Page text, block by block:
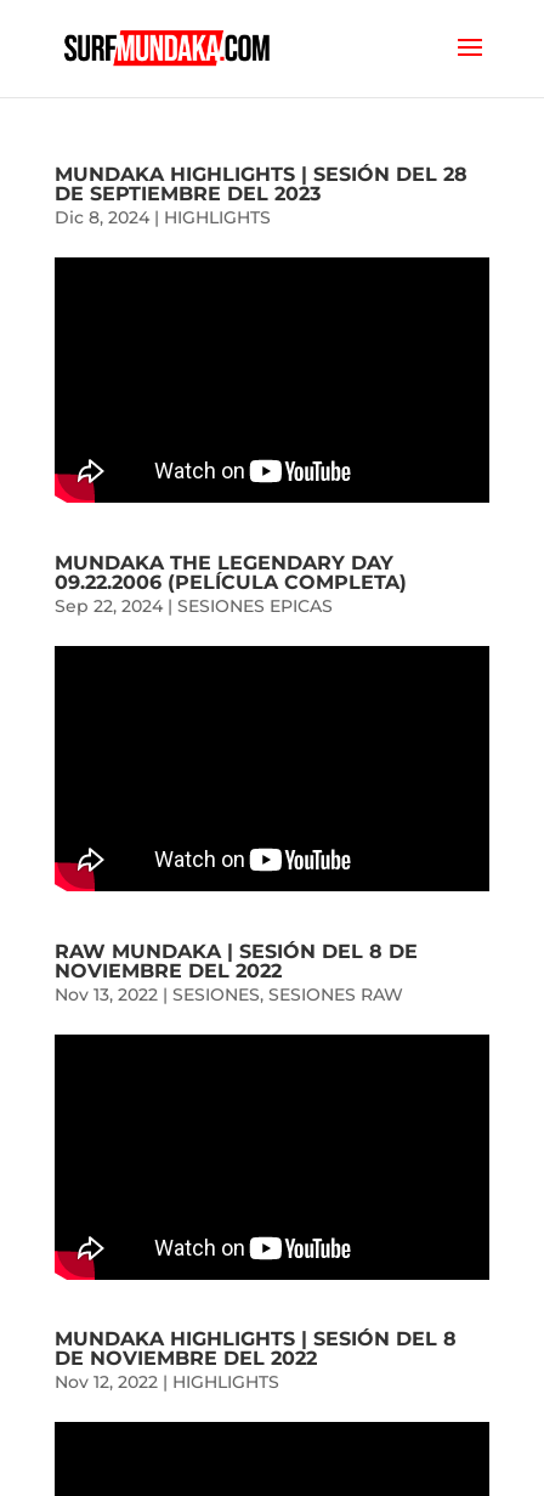
MUNDAKA HIGHLIGHTS | SESIÓN DEL 28
DE SEPTIEMBRE DEL 2023
Dic 8, 2024| HIGHLIGHTS
MUNDAKA THE LEGENDARY DAY
09.22.2006 (PELÍCULA COMPLETA)
Sep 22, 2024| SESIONES EPICAS
RAW MUNDAKA | SESIÓN DEL 8 DE
NOVIEMBRE DEL 2022
Nov 13, 2022 | SESIONES, SESIONES RAW
MUNDAKA HIGHLIGHTS | SESIÓN DEL 8
DE NOVIEMBRE DEL 2022
Nov 12, 2022| HIGHLIGHTS